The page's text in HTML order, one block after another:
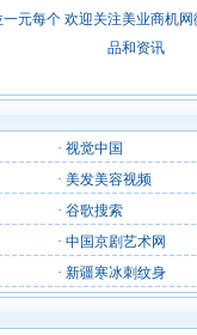
元每个 欢迎关注美业商机
品和资讯
· 视觉中国
· 美发美容视频
· 谷歌搜索
· 中国京剧艺术网
· 新疆寒冰刺纹身